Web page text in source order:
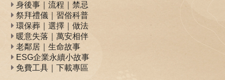
身後事｜流程｜禁忌
祭拜禮儀｜習俗科普
環保葬｜選擇｜做法
暖意失落｜萬安相伴
老鄰居｜生命故事
ESG企業永續小故事
免費工具｜下載專區